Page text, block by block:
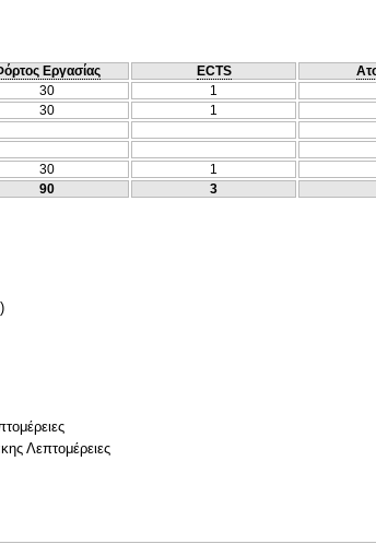
Εργασίας ECTS
30
1
30
1
30
1
90 3
)
Λεπτομέρειες